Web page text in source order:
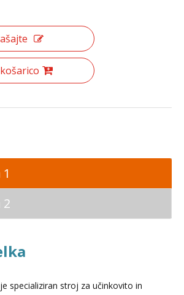
2
specializiran stroj za učinkovito in